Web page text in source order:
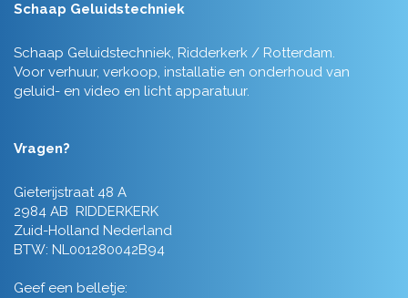
Schaap Geluidstechniek
Schaap Geluidstechniek, Ridderkerk / Rotterdam.
Voor verhuur, verkoop, installatie en onderhoud van
geluid- en video en licht apparatuur.
Vragen?
Gieterijstraat 48 A
2984 AB RIDDERKERK
Zuid-Holland Nederland
BTW: NL001280042B94
Geef een belletje: